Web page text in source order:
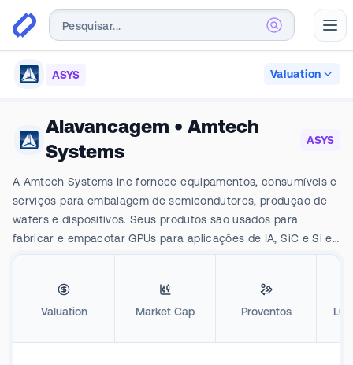
ASYS Valuation
Alavancagem • Amtech
Systems
ASYS
A Amtech Systems Inc fornece equipamentos, consumíveis e
serviços para embalagem de semicondutores, produção de
wafers e dispositivos. Seus produtos são usados para
fabricar e empacotar GPUs para aplicações de IA, SiC e Si e
outros dispositivos ópticos, analógicos e digitais, e são
montagem eletrônica e fabricação de dispositivos. Ela opera
em dois segmentos: soluções de processamento térmico,
Valuation Market Cap Proventos